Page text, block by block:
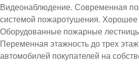
Видеонаблюдение. Современная
системой пожаротушения.
Оборудованные пожарные
Переменная этажность до трех
автомобилей покупателей на